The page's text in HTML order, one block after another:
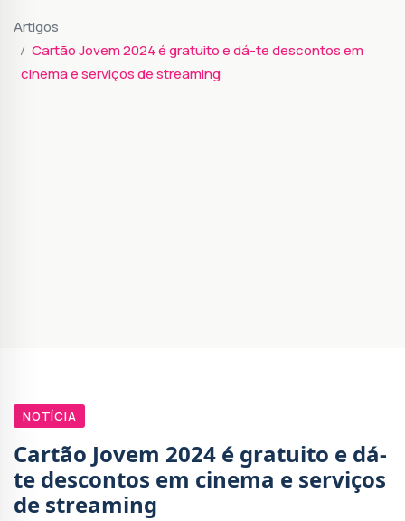
Artigos
Cartão Jovem 2024 é gratuito e dá-te descontos em
cinema e serviços de streaming
NOTÍCIA
Cartão Jovem 2024 é gratuito e dá-
te descontos em cinema e serviços
de streaming